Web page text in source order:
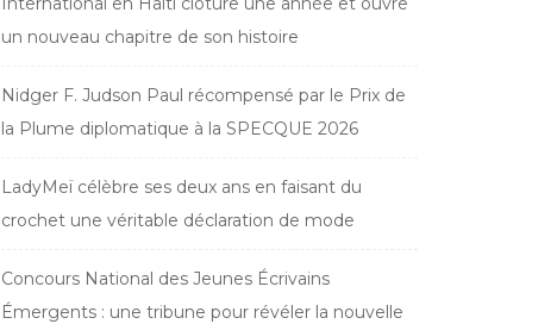
un nouveau chapitre de son histoire
Nidger F. Judson Paul récompensé par le Prix de
la Plume diplomatique à la SPECQUE 2026
LadyMeï célèbre ses deux ans en faisant du
crochet une véritable déclaration de mode
Concours National des Jeunes Écrivains
Émergents : une tribune pour révéler la nouvelle